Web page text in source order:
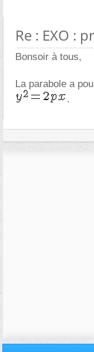
Re : EXO :
Bonsoir à tous,
La parabole a
.